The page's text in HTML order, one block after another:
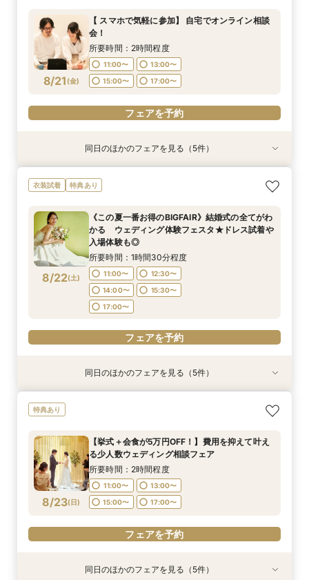
8/20(木)
15:00〜
17:00〜
フェアを予約
8/20(木)
15:00〜
17:00〜
フェアを予約
8/20(木)
11:00〜
13:00〜
フェアを予約
8/20(木)
BIGフェア
所要時間：2時間程度
15:00〜
17:00〜
フェアを予約
8/21 (金)
【 スマホで気軽に参加】 自宅でオンライン相談
会！
所要時間：2時間程度
11:00〜
13:00〜
15:00〜
17:00〜
フェアを予約
8/21
【挙式＋会食が5万円OFF！】費用を抑えて叶え
る少人数ウェディング相談フェア
11:00〜
13:00〜
15:00〜
フェアを予約
8/21
【期間限定】50％OFF★チャペルフォトキャン
ペーンフェア
11:00〜
13:00〜
15:00〜
フェアを予約
8/21
【結婚式の不安解消！】お見積り＆日程相談会
11:00〜
13:00〜
15:00〜
17:00〜
フェアを予約
8/21
【結婚式の費用がぐっとお得】挙式料＋撮影＋衣
装ランクアップがセットで半額以下の198,000
BIGフェア
所要時間：2時間程度
11:00〜
15:00〜
17:00〜
フェアを予約
8/21
【和婚フェア｜挙式料半額特典】和装×チャペル
婚が叶う。神社挙式も対象◎
11:00〜
13:00〜
15:00〜
フェアを予約
同日のほかのフェアを見る（5件）
衣装試着 特典あり
8/22(土)
《この夏一番お得のBIGFAIR》結婚式の全てがわ
かる ウェディング体験フェスタ★ドレス試着や
入場体験も◎
所要時間：1時間30分程度
11:00〜
12:30〜
14:00〜
15:30〜
17:00〜
フェアを予約
8/22( 土)
【結婚式の費用がぐっとお得】挙式料＋撮影＋衣
BIGフェア
所要時間：2時間程度
15:00〜
17:00〜
フェアを予約
8/22( 土)
【挙式＋会食が5万円OFF！】費用を抑えて叶え
11:00〜
13:00〜
15:00〜
17:00〜
フェアを予約
8/22( 土)
【期間限定】50％OFF★チャペルフォトキャン
11:00〜
13:00〜
15:00〜
17:00〜
フェアを予約
8/22( 土)
11:00〜
13:00〜
15:00〜
17:00〜
フェアを予約
8/22( 土)
【和婚フェア｜挙式料半額特典】和装×チャペル
11:00〜
13:00〜
15:00〜
17:00〜
フェアを予約
同日のほかのフェアを見る（5件）
特典あり
8/23(日)
【挙式＋会食が5万円OFF！】費用を抑えて叶え
る少人数ウェディング相談フェア
所要時間：2時間程度
11:00〜
13:00〜
15:00〜
17:00〜
フェアを予約
同日のほかのフェアを見る（5件）